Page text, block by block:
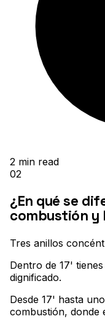
2 min read
02
¿En qué se
combustión y
Tres anillos
Dentro de 17'
dignificado.
Desde 17' hasta
combustión, donde